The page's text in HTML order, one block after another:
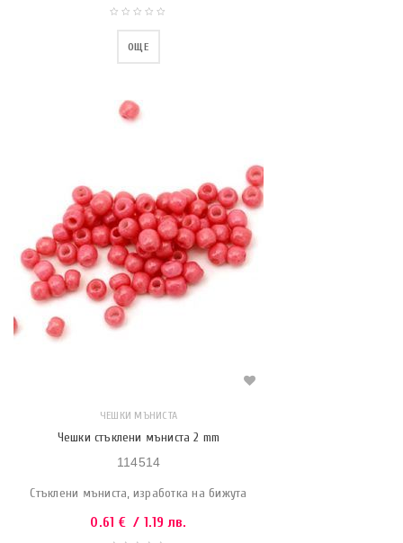
ОЩЕ
ЧЕШКИ МЪНИСТА
Чешки стъклени мъниста 2 mm
114514
Стъклени мъниста, изработка на бижута
0.61 € / 1.19 лв.